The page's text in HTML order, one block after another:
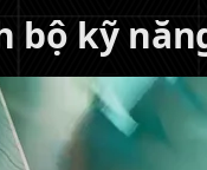
bộ kỹ